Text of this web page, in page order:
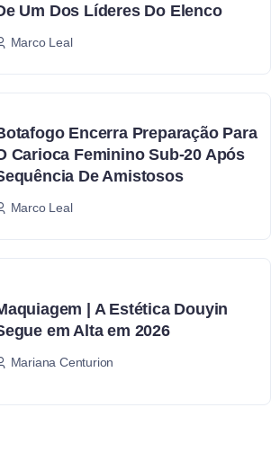
Um Dos Líderes Do Elenco
Marco Leal
Encerra Preparação Para
Carioca Feminino Sub-20 Após
De Amistosos
Marco Leal
| A Estética Douyin
em Alta em 2026
Mariana Centurion